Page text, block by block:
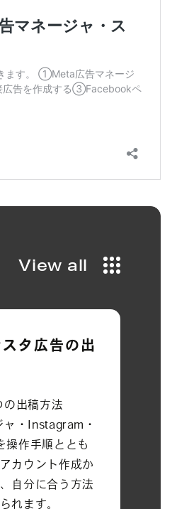
View all
スタ広告の出
の出稿方法
ャ・Instagram・
操作手順ととも
カウント作成か
自分に合う方法
れます。